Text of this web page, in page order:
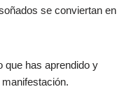
se conviertan en
que has aprendido y